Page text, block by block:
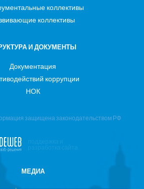
коллективы
коллективы
И ДОКУМЕНТЫ
Документация
коррупции
НОК
защищена законодательством РФ
поддержка и
разработка сайта
МЕДИА